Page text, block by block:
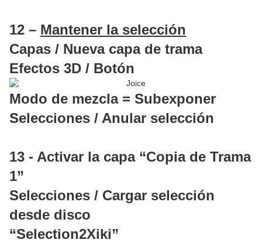
12 – Mantener la selección
Capas / Nueva capa de trama
Efectos 3D / Botón
Modo de mezcla = Subexponer
Selecciones / Anular selección
13 - Activar la capa “Copia de Trama
1”
Selecciones / Cargar selección
desde disco
“Selection2Xiki”